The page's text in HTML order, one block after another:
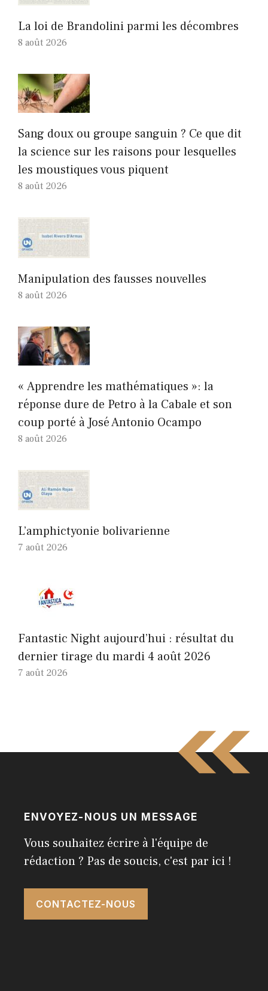
La loi de Brandolini parmi les décombres
8 août 2026
Sang doux ou groupe sanguin ? Ce que dit
la science sur les raisons pour lesquelles
les moustiques vous piquent
8 août 2026
Manipulation des fausses nouvelles
8 août 2026
« Apprendre les mathématiques »: la
réponse dure de Petro à la Cabale et son
coup porté à José Antonio Ocampo
8 août 2026
L’amphictyonie bolivarienne
7 août 2026
Fantastic Night aujourd’hui : résultat du
dernier tirage du mardi 4 août 2026
7 août 2026
ENVOYEZ-NOUS UN MESSAGE
Vous souhaitez écrire à l'équipe de
rédaction ? Pas de soucis, c'est par ici !
CONTACTEZ-NOUS